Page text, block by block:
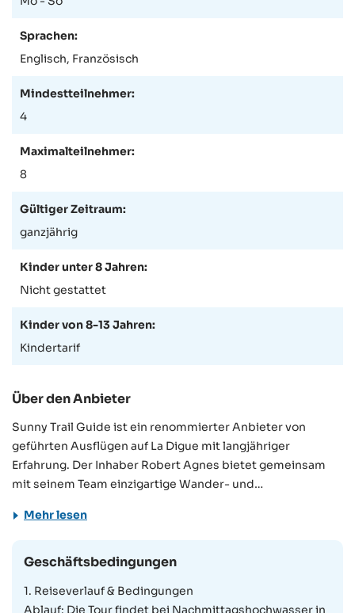
Sprachen:
Englisch, Französisch
Mindestteilnehmer:
4
Maximalteilnehmer:
8
Gültiger Zeitraum:
ganzjährig
Kinder unter 8 Jahren:
Nicht gestattet
Kinder von 8-13 Jahren:
Kindertarif
Über den Anbieter
Sunny Trail Guide ist ein renommierter Anbieter von
geführten Ausflügen auf La Digue mit langjähriger
Erfahrung. Der Inhaber Robert Agnes bietet gemeinsam
mit seinem Team einzigartige Wander- und
Seychellen an, bei denen Sie für Touristen sonst nicht
aufgewachsener Seychellois kennt er die Insel wie seine
ihrer wunderbaren Flora und Fauna auf besondere Art
Mehr lesen
Geschäftsbedingungen
1. Reiseverlauf & Bedingungen
Ablauf: Die Tour findet bei Nachmittagshochwasser in